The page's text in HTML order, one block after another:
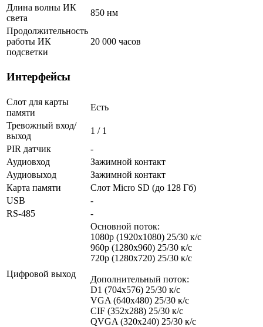
Длина волны ИК
света
850 нм
Продолжительность
работы ИК
подсветки
20 000 часов
Интерфейсы
Слот для карты
памяти
Есть
Тревожный вход/
выход
1 / 1
PIR датчик
-
Аудиовход
Зажимной контакт
Аудиовыход
Зажимной контакт
Карта памяти
Слот Micro SD (до 128 Гб)
USB
-
RS-485
-
Цифровой выход
Основной поток:
1080p (1920x1080) 25/30 к/с
960p (1280х960) 25/30 к/с
720p (1280х720) 25/30 к/с
Дополнительный поток:
D1 (704x576) 25/30 к/с
VGA (640x480) 25/30 к/с
CIF (352x288) 25/30 к/с
QVGA (320x240) 25/30 к/с